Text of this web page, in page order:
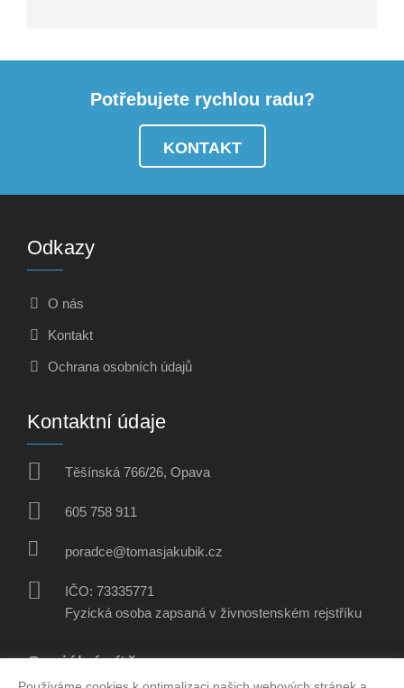
Potřebujete rychlou radu?
KONTAKT
Odkazy
O nás
Kontakt
Ochrana osobních údajů
Kontaktní údaje
Těšínská 766/26, Opava
605 758 911
poradce@tomasjakubik.cz
IČO: 73335771
Fyzická osoba zapsaná v živnostenském rejstříku
Sociální sítě